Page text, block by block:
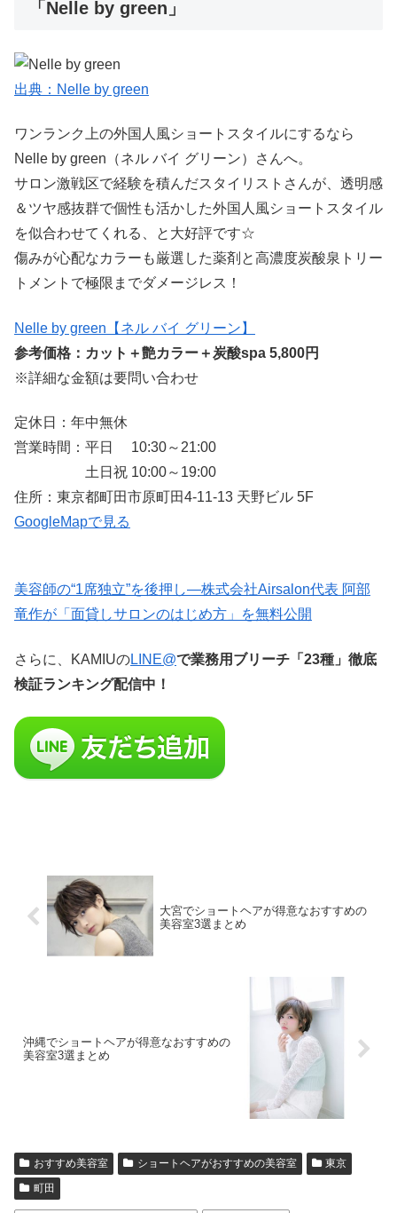
「Nelle by green」
出典：Nelle by green
ワンランク上の外国人風ショートスタイルにするなら
Nelle by green（ネル バイ グリーン）さんへ。
サロン激戦区で経験を積んだスタイリストさんが、透明感
＆ツヤ感抜群で個性も活かした外国人風ショートスタイル
を似合わせてくれる、と大好評です☆
傷みが心配なカラーも厳選した薬剤と高濃度炭酸泉トリー
トメントで極限までダメージレス！
Nelle by green【ネル バイ グリーン】
参考価格：カット＋艶カラー＋炭酸spa 5,800円
※詳細な金額は要問い合わせ
定休日：年中無休
営業時間：平日 10:30～21:00
土日祝 10:00～19:00
住所：東京都町田市原町田4-11-13 天野ビル 5F
GoogleMapで見る
美容師の“1席独立”を後押し—株式会社Airsalon代表 阿部
竜作が「面貸しサロンのはじめ方」を無料公開
さらに、KAMIUのLINE@で業務用ブリーチ「23種」徹底
検証ランキング配信中！
大宮でショートヘアが得意なおすすめの
美容室3選まとめ
沖縄でショートヘアが得意なおすすめの
美容室3選まとめ
おすすめ美容室 ショートヘアがおすすめの美容室
東京
町田